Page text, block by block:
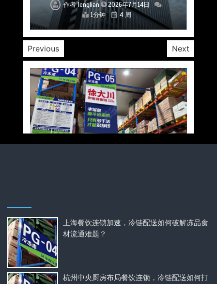
作者lenglian
2026年7月14日
1分钟
4 周
作者lenglian
2026年7月14日
1分钟
4 周
作者lenglian
2026年7月14日
1分钟
4 周
作者lenglian
2026年7月14日
1分钟
4 周
作者lenglian
2026年7月14日
1分钟
4 周
作者lenglian
2026年7月14日
1分钟
4 周
作者lenglian
2026年7月14日
1分钟
4 周
Previous Next
上海餐饮连锁加速，冷链配送如何破解冻品食
材流通难题？
杭州中央厨房布局餐饮连锁，冷链配送如何打